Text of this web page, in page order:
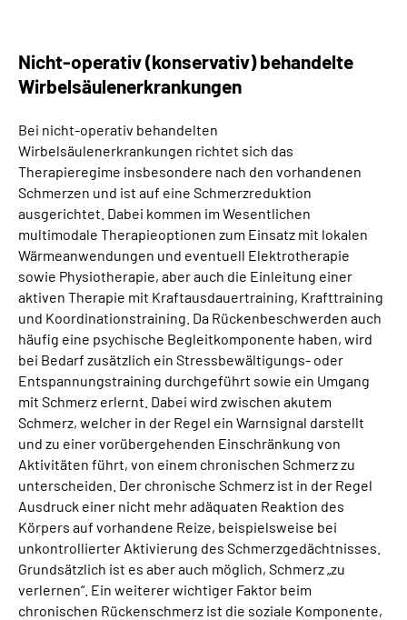
Nicht-operativ(konservativ) behandelte
Wirbelsäulenerkrankungen
Bei nicht-operativ behandelten
Wirbelsäulenerkrankungen richtet sich das
Therapieregime insbesondere nach den vorhandenen
Schmerzen und ist auf eine Schmerzreduktion
ausgerichtet. Dabei kommen im Wesentlichen
multimodale Therapieoptionen zum Einsatz mit lokalen
Wärmeanwendungen und eventuell Elektrotherapie
sowie Physiotherapie, aber auch die Einleitung einer
aktiven Therapie mit Kraftausdauertraining, Krafttraining
und Koordinationstraining. Da Rückenbeschwerden auch
häufig eine psychische Begleitkomponente haben, wird
bei Bedarf zusätzlich ein Stressbewältigungs- oder
Entspannungstraining durchgeführt sowie ein Umgang
mit Schmerz erlernt. Dabei wird zwischen akutem
Schmerz, welcher in der Regel ein Warnsignal darstellt
und zu einer vorübergehenden Einschränkung von
Aktivitäten führt, von einem chronischen Schmerz zu
unterscheiden. Der chronische Schmerz ist in der Regel
Ausdruck einer nicht mehr adäquaten Reaktion des
Körpers auf vorhandene Reize, beispielsweise bei
unkontrollierter Aktivierung des Schmerzgedächtnisses.
Grundsätzlich ist es aber auch möglich, Schmerz „zu
verlernen“. Ein weiterer wichtiger Faktor beim
chronischen Rückenschmerz ist die soziale Komponente,